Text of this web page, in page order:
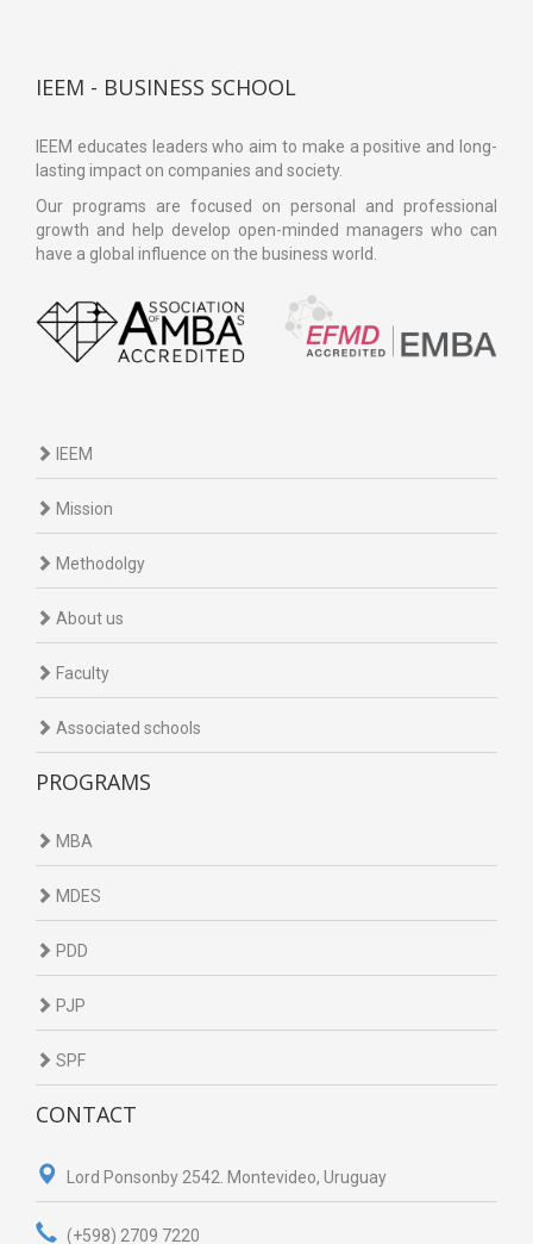
IEEM - BUSINESS SCHOOL
IEEM educates leaders who aim to make a positive and long-
lasting impact on companies and society.
Our programs are focused on personal and professional
growth and help develop open-minded managers who can
have a global influence on the business world.
IEEM
Mission
Methodolgy
About us
Faculty
Associated schools
PROGRAMS
MBA
MDES
PDD
PJP
SPF
CONTACT
Lord Ponsonby 2542. Montevideo, Uruguay
(+598) 2709 7220